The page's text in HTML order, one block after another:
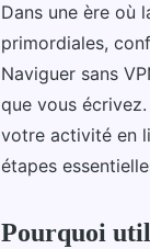
Dans une ère où
primordiales,
Naviguer sans
que vous
votre activité en
étapes
Pourquoi